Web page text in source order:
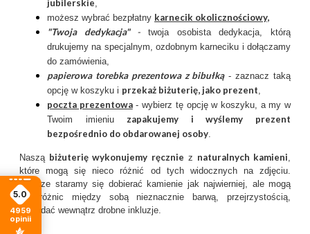
jubilerskie,
możesz wybrać bezpłatny karnecik okolicznościowy,
"Twoja dedykacja"-twoja osobista dedykacja, którą
drukujemy na specjalnym, ozdobnym karneciku i dołączamy
do zamówienia,
papierowa torebka prezentowa z bibułką- zaznacz taką
opcję w koszyku i przekaż biżuterię, jako prezent,
poczta prezentowa- wybierz tę opcję w koszyku, a my w
Twoim imieniuzapakujemy i wyślemy prezent
bezpośrednio do obdarowanej osoby.
Naszą biżuterię wykonujemy ręcznie z naturalnych kamieni,
które mogą się nieco różnić od tych widocznych na zdjęciu.
Zawsze staramy się dobierać kamienie jak najwierniej, ale mogą
się różnic między sobą nieznacznie barwą, przejrzystością,
posiadać wewnątrz drobne inkluzje.
5.0
4959
opinii